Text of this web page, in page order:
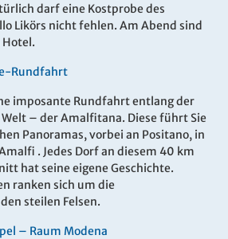
darf eine Kostprobe des
Likörs nicht fehlen. Am Abend sind
Hotel.
Rundfahrt
imposante Rundfahrt entlang der
– der Amalfitana. Diese führt Sie
Panoramas, vorbei an Positano, in
. Jedes Dorf an diesem 40 km
hat seine eigene Geschichte.
ranken sich um die
steilen Felsen.
– Raum Modena